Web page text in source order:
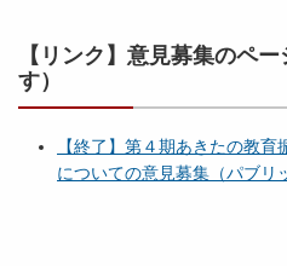
【リンク】意見募集のペ
す）
【終了】第４期あきたの教育
についての意見募集（パブリ